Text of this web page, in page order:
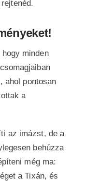
minden
ahol pontosan
a
az imázst, de a
behúzza
még ma:
a Tixán, és